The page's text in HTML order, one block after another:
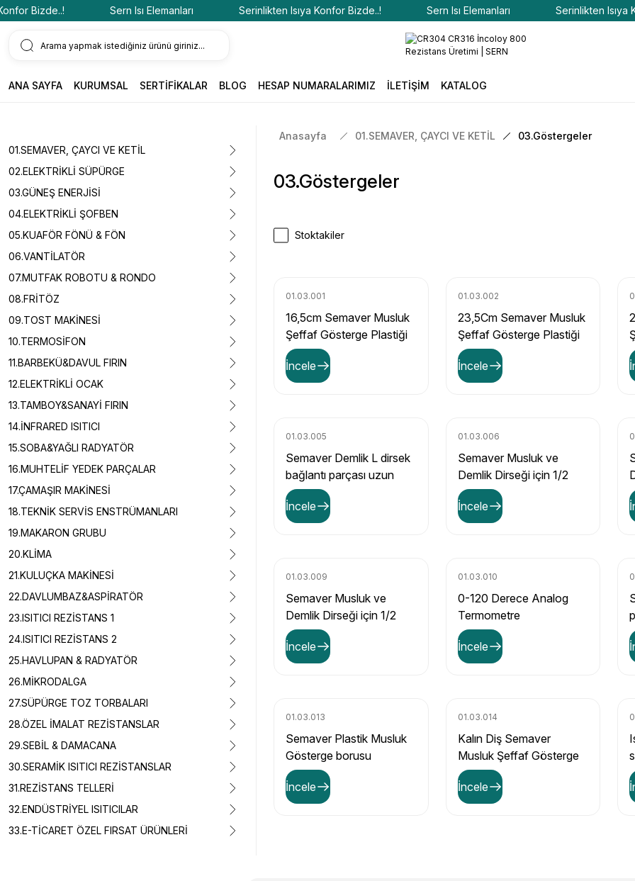
Bizde..! Sern Isı Elemanları Serinlikten Isıya Konfor Bizde..! Sern Isı Elemanları Serinlikten Isıya
ANA SAYFA KURUMSAL SERTİFİKALAR BLOG HESAP NUMARALARIMIZ İLETİŞİM KATALOG
01.SEMAVER, ÇAYCI VE KETİL
02.ELEKTRİKLİ SÜPÜRGE
03.GÜNEŞ ENERJİSİ
04.ELEKTRİKLİ ŞOFBEN
05.KUAFÖR FÖNÜ & FÖN
06.VANTİLATÖR
07.MUTFAK ROBOTU & RONDO
08.FRİTÖZ
09.TOST MAKİNESİ
10.TERMOSİFON
11.BARBEKÜ&DAVUL FIRIN
12.ELEKTRİKLİ OCAK
13.TAMBOY&SANAYİ FIRIN
14.İNFRARED ISITICI
15.SOBA&YAĞLI RADYATÖR
16.MUHTELİF YEDEK PARÇALAR
17.ÇAMAŞIR MAKİNESİ
18.TEKNİK SERVİS ENSTRÜMANLARI
19.MAKARON GRUBU
20.KLİMA
21.KULUÇKA MAKİNESİ
22.DAVLUMBAZ&ASPİRATÖR
23.ISITICI REZİSTANS 1
24.ISITICI REZİSTANS 2
25.HAVLUPAN & RADYATÖR
26.MİKRODALGA
27.SÜPÜRGE TOZ TORBALARI
28.ÖZEL İMALAT REZİSTANSLAR
29.SEBİL & DAMACANA
30.SERAMİK ISITICI REZİSTANSLAR
31.REZİSTANS TELLERİ
32.ENDÜSTRİYEL ISITICILAR
33.E-TİCARET ÖZEL FIRSAT ÜRÜNLERİ
Anasayfa 01.SEMAVER, ÇAYCI VE KETİL 03.Göstergeler
03.Göstergeler
Stoktakiler
01.03.001
16,5cm Semaver Musluk
Şeffaf Gösterge Plastiği
İncele
01.03.002
23,5Cm Semaver Musluk
Şeffaf Gösterge Plastiği
İncele
01.03.005
Semaver Demlik L dirsek
bağlantı parçası uzun
pirinç
İncele
01.03.006
Semaver Musluk ve
Demlik Dirseği için 1/2
Krom Nipel
İncele
01.03.009
Semaver Musluk ve
Demlik Dirseği için 1/2
Krom Somun
İncele
01.03.010
0-120 Derece Analog
Termometre
İncele
01.03.013
Semaver Plastik Musluk
Gösterge borusu
tutamağı
İncele
01.03.014
Kalın Diş Semaver
Musluk Şeffaf Gösterge
Plastiği
İncele